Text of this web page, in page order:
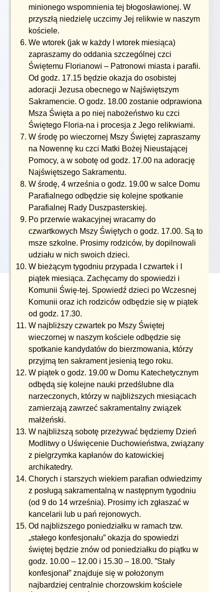
minionego wspomnienia tej błogosławionej. W
przyszłą niedzielę uczcimy Jej relikwie w naszym
kościele.
We wtorek (jak w każdy I wtorek miesiąca)
zapraszamy do oddania szczególnej czci
Świętemu Florianowi – Patronowi miasta i parafii.
Od godz. 17.15 będzie okazja do osobistej
adoracji Jezusa obecnego w Najświętszym
Sakramencie. O godz. 18.00 zostanie odprawiona
Msza Święta a po niej nabożeństwo ku czci
Świętego Floria-na i procesja z Jego relikwiami.
W środę po wieczornej Mszy Świętej zapraszamy
na Nowennę ku czci Matki Bożej Nieustającej
Pomocy, a w sobotę od godz. 17.00 na adorację
Najświętszego Sakramentu.
W środę, 4 września o godz. 19.00 w salce Domu
Parafialnego odbędzie się kolejne spotkanie
Parafialnej Rady Duszpasterskiej.
Po przerwie wakacyjnej wracamy do
czwartkowych Mszy Świętych o godz. 17.00. Są to
msze szkolne. Prosimy rodziców, by dopilnowali
udziału w nich swoich dzieci.
W bieżącym tygodniu przypada I czwartek i I
piątek miesiąca. Zachęcamy do spowiedzi i
Komunii Świę-tej. Spowiedź dzieci po Wczesnej
Komunii oraz ich rodziców odbędzie się w piątek
od godz. 17.30.
W najbliższy czwartek po Mszy Świętej
wieczornej w naszym kościele odbędzie się
spotkanie kandydatów do bierzmowania, którzy
przyjmą ten sakrament jesienią tego roku.
W piątek o godz. 19.00 w Domu Katechetycznym
odbędą się kolejne nauki przedślubne dla
narzeczonych, którzy w najbliższych miesiącach
zamierzają zawrzeć sakramentalny związek
małżeński.
W najbliższą sobotę przeżywać będziemy Dzień
Modlitwy o Uświęcenie Duchowieństwa, związany
z pielgrzymka kapłanów do katowickiej
archikatedry.
Chorych i starszych wiekiem parafian odwiedzimy
z posługą sakramentalną w następnym tygodniu
(od 9 do 14 września). Prosimy ich zgłaszać w
kancelarii lub u pań rejonowych.
Od najbliższego poniedziałku w ramach tzw.
„stałego konfesjonału” okazja do spowiedzi
świętej będzie znów od poniedziałku do piątku w
godz. 10.00 – 12.00 i 15.30 – 18.00. ”Stały
konfesjonał” znajduje się w położonym
najbardziej centralnie chorzowskim kościele